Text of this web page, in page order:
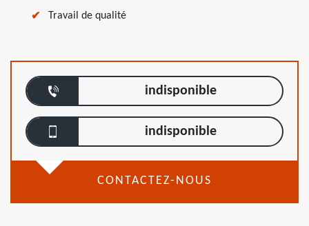
Travail de qualité
indisponible
indisponible
CONTACTEZ-NOUS